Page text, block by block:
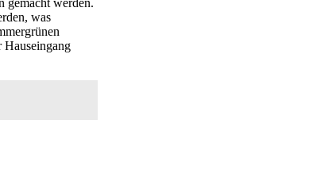
gemacht werden.
was
Hauseingang